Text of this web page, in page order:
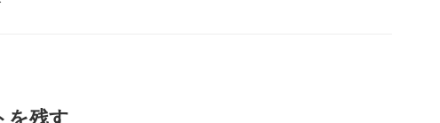
を残す